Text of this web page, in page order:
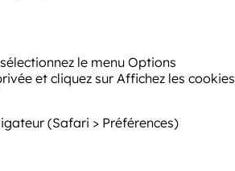
le menu Options
et cliquez sur Affichez les cookies
(Safari > Préférences)